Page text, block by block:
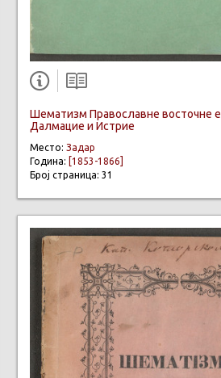
Шематизм Православне восточне
Далмацие и Истрие
Место: Задар
Година: [1853-1866]
Број страница: 31